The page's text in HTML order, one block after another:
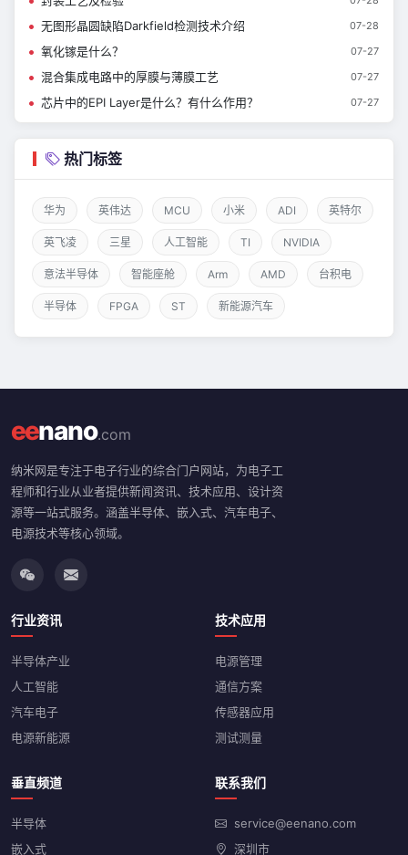
无图形晶圆缺陷Darkfield检测技术介绍 07-28
氧化镓是什么？ 07-27
混合集成电路中的厚膜与薄膜工艺 07-27
芯片中的EPI Layer是什么？有什么作用？ 07-27
热门标签
华为 英伟达 MCU 小米 ADI 英特尔
英飞凌 三星 人工智能 TI NVIDIA
意法半导体 智能座舱 Arm AMD 台积电
半导体 FPGA ST 新能源汽车
eenano.com
纳米网是专注于电子行业的综合门户网站，为电子工
程师和行业从业者提供新闻资讯、技术应用、设计资
源等一站式服务。涵盖半导体、嵌入式、汽车电子、
电源技术等核心领域。
行业资讯
半导体产业
人工智能
汽车电子
电源新能源
技术应用
电源管理
通信方案
传感器应用
测试测量
垂直频道
半导体
嵌入式
联系我们
service@eenano.com
深圳市